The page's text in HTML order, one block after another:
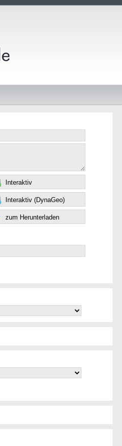
Interaktiv
Interaktiv (DynaGeo)
zum Herunterladen